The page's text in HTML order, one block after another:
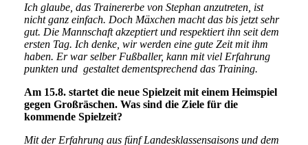
Ich glaube, das Trainererbe von Stephan anzutreten, ist
nicht ganz einfach. Doch Mäxchen macht das bis jetzt sehr
gut. Die Mannschaft akzeptiert und respektiert ihn seit dem
ersten Tag. Ich denke, wir werden eine gute Zeit mit ihm
haben. Er war selber Fußballer, kann mit viel Erfahrung
punkten und gestaltet dementsprechend das Training.
Am 15.8. startet die neue Spielzeit mit einem Heimspiel
gegen Großräschen. Was sind die Ziele für die
kommende Spielzeit?
Mit der Erfahrung aus fünf Landesklassensaisons und dem